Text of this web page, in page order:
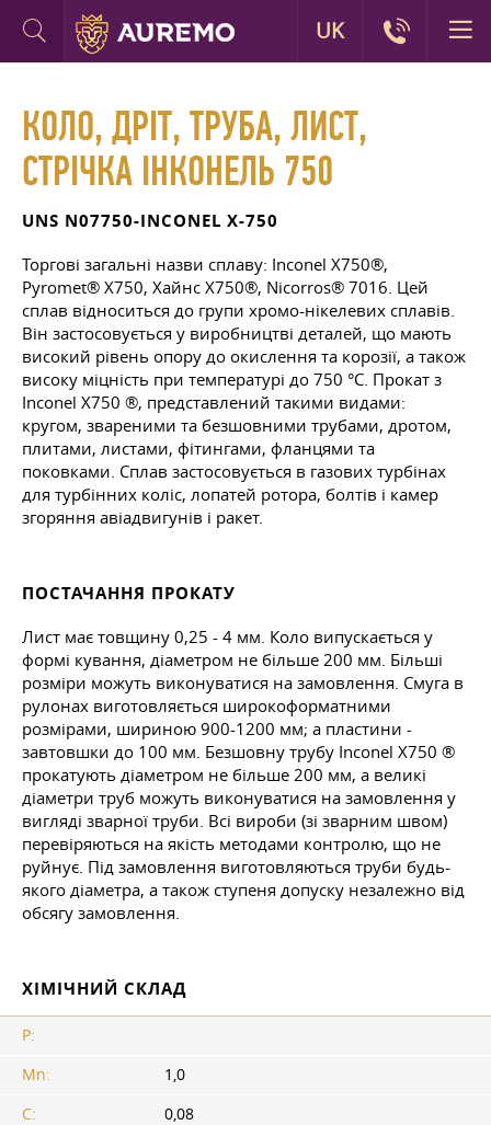
КОЛО, ДРІТ, ТРУБА, ЛИСТ,
СТРІЧКА ІНКОНЕЛЬ 750
UNS N07750-INCONEL X-750
Торгові загальні назви сплаву: Inconel X750®,
Pyromet® X750, Хайнс X750®, Nicorros® 7016. Цей
сплав відноситься до групи хромо-нікелевих сплавів.
Він застосовується у виробництві деталей, що мають
високий рівень опору до окислення та корозії, а також
високу міцність при температурі до 750 °C. Прокат з
Inconel X750 ®, представлений такими видами:
кругом, звареними та безшовними трубами, дротом,
плитами, листами, фітингами, фланцями та
поковками. Сплав застосовується в газових турбінах
для турбінних коліс, лопатей ротора, болтів і камер
згоряння авіадвигунів і ракет.
ПОСТАЧАННЯ ПРОКАТУ
Лист має товщину 0,25 - 4 мм. Коло випускається у
формі кування, діаметром не більше 200 мм. Більші
розміри можуть виконуватися на замовлення. Смуга в
рулонах виготовляється широкоформатними
розмірами, шириною 900-1200 мм; а пластини -
завтовшки до 100 мм. Безшовну трубу Inconel X750 ®
прокатують діаметром не більше 200 мм, а великі
діаметри труб можуть виконуватися на замовлення у
вигляді зварної труби. Всі вироби (зі зварним швом)
перевіряються на якість методами контролю, що не
руйнує. Під замовлення виготовляються труби будь-
якого діаметра, а також ступеня допуску незалежно від
обсягу замовлення.
ХІМІЧНИЙ СКЛАД
P:
Mn:
1,0
C:
0,08
UK